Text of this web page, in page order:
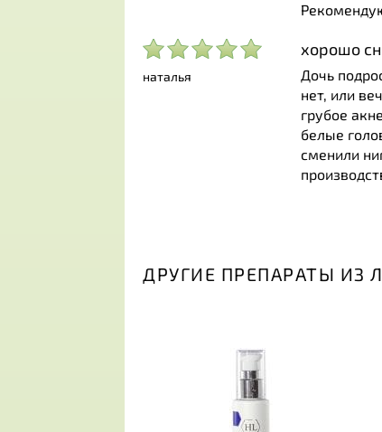
наталья
хорошо
Дочь
нет, или
грубое
белые
сменили
ДРУГИЕ ПРЕПАРАТЫ ИЗ